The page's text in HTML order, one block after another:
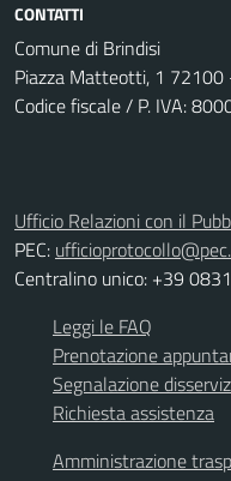
CONTATTI
Comune di Brindisi
Piazza Matteotti, 1 72100
Codice fiscale / P. IVA:
Ufficio Relazioni con il
PEC:
Centralino unico: +39
Leggi le FAQ
Prenotazione
Segnalazione
Richiesta assistenza
Amministrazione